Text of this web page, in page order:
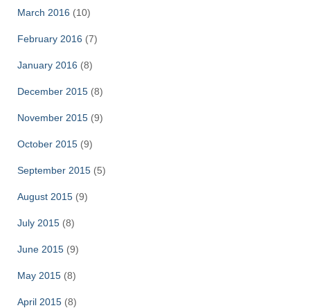
March 2016 (10)
February 2016 (7)
January 2016 (8)
December 2015 (8)
November 2015 (9)
October 2015 (9)
September 2015 (5)
August 2015 (9)
July 2015 (8)
June 2015 (9)
May 2015 (8)
April 2015 (8)